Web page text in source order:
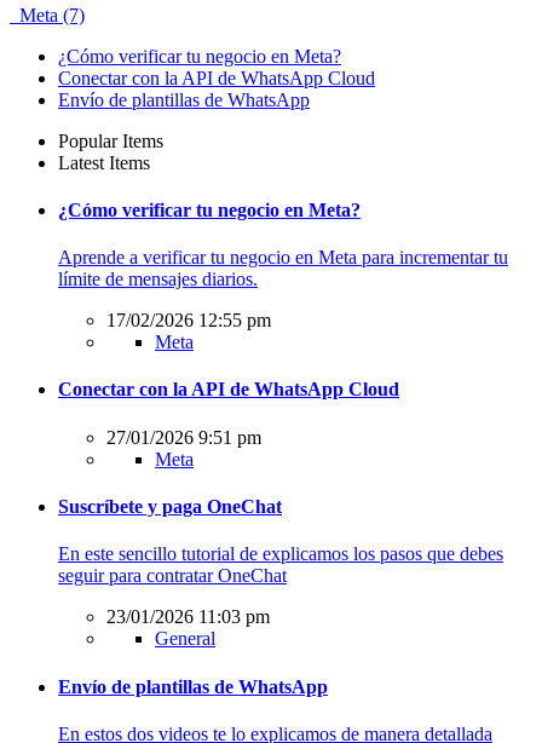
Meta (7)
¿Cómo verificar tu negocio en Meta?
Conectar con la API de WhatsApp Cloud
Envío de plantillas de WhatsApp
Popular Items
Latest Items
¿Cómo verificar tu negocio en Meta?
Aprende a verificar tu negocio en Meta para incrementar tu
límite de mensajes diarios.
17/02/2026 12:55 pm
Meta
Conectar con la API de WhatsApp Cloud
27/01/2026 9:51 pm
Meta
Suscríbete y paga OneChat
En este sencillo tutorial de explicamos los pasos que debes
seguir para contratar OneChat
23/01/2026 11:03 pm
General
Envío de plantillas de WhatsApp
En estos dos videos te lo explicamos de manera detallada